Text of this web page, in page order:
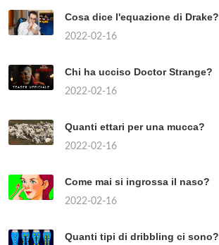
Cosa dice l'equazione di Drake?
2022-02-16
Chi ha ucciso Doctor Strange?
2022-02-16
Quanti ettari per una mucca?
2022-02-16
Come mai si ingrossa il naso?
2022-02-16
Quanti tipi di dribbling ci sono?